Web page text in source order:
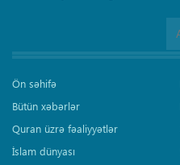
Ön səhifə
Bütün xəbərlər
Quran üzrə fəaliyyətlər
İslam dünyası